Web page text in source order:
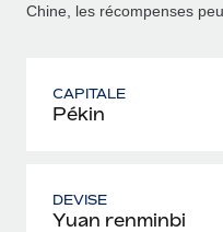
Chine, les récompenses
CAPITALE
Pékin
DEVISE
Yuan renminbi